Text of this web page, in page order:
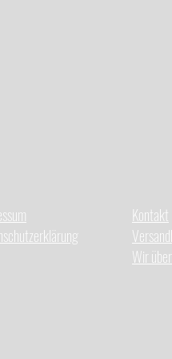
Kontakt
Wir